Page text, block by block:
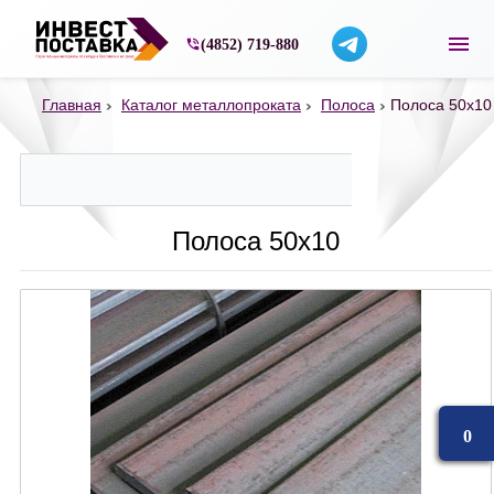
Строительные материалы со склада в
(4852) 719-880
Главная Каталог металлопроката Полоса Полоса 50х10
Полоса 50х10
0